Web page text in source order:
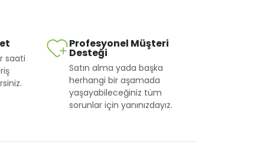
saati
Profesyonel Müşteri
Desteği
Satın alma yada başka
herhangi bir aşamada
yaşayabileceğiniz tüm
sorunlar için yanınızdayız.